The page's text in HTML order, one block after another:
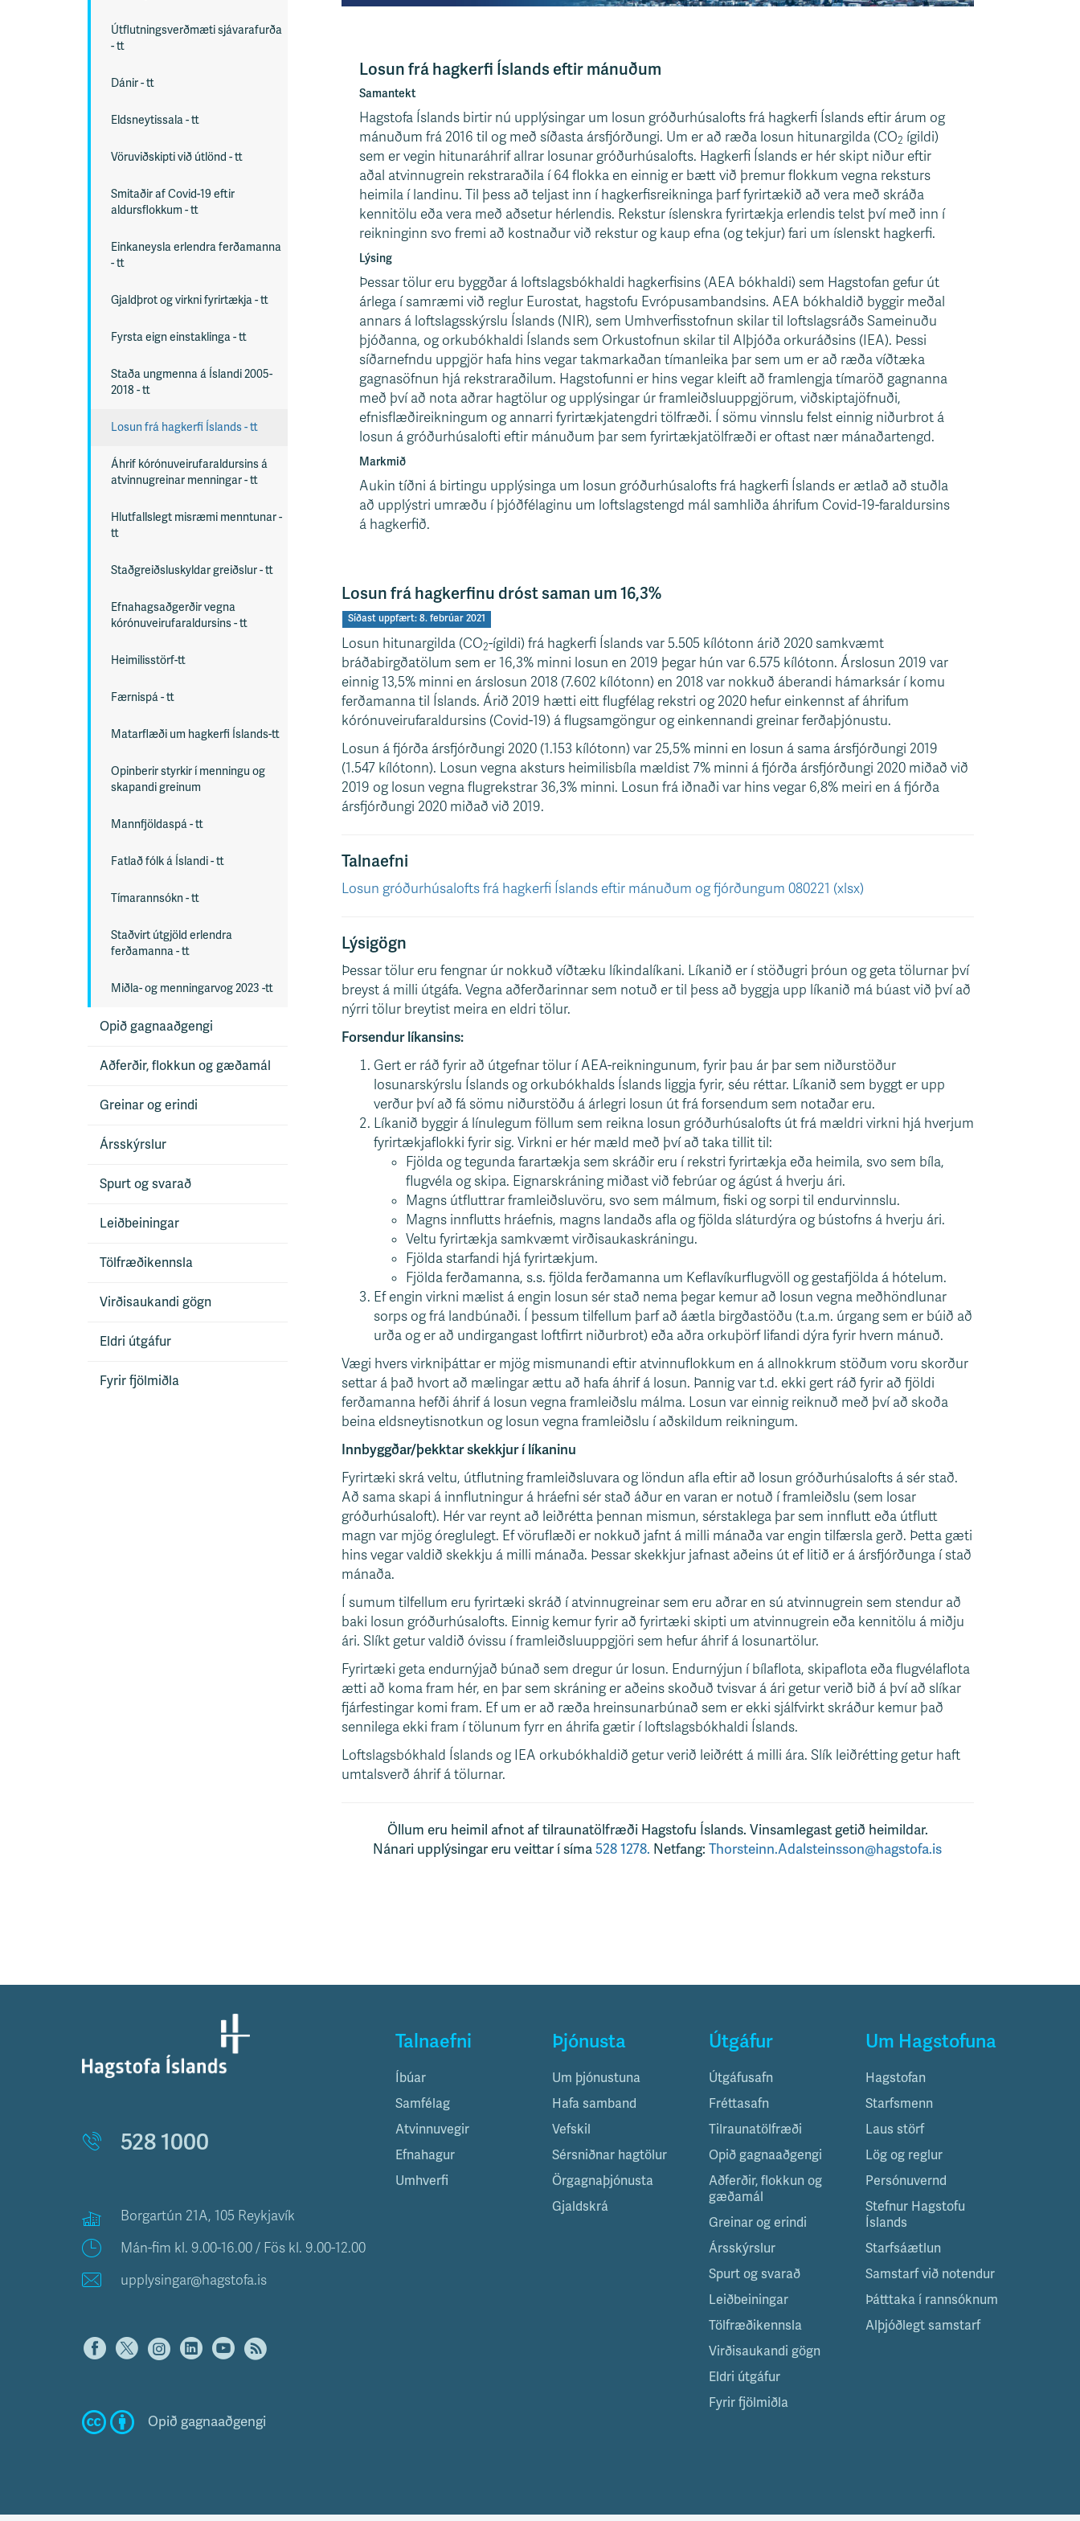
Útflutningsverðmæti sjávarafurða
- tt
Dánir - tt
Eldsneytissala - tt
Vöruviðskipti við útlönd - tt
Smitaðir af Covid-19 eftir
aldursflokkum - tt
Einkaneysla erlendra ferðamanna
- tt
Gjaldþrot og virkni fyrirtækja - tt
Fyrsta eign einstaklinga - tt
Staða ungmenna á Íslandi 2005-
2018 - tt
Losun frá hagkerfi Íslands - tt
Áhrif kórónuveirufaraldursins á
atvinnugreinar menningar - tt
Hlutfallslegt misræmi menntunar -
tt
Staðgreiðsluskyldar greiðslur - tt
Efnahagsaðgerðir vegna
kórónuveirufaraldursins - tt
Heimilisstörf-tt
Færnispá - tt
Matarflæði um hagkerfi Íslands-tt
Opinberir styrkir í menningu og
skapandi greinum
Mannfjöldaspá - tt
Fatlað fólk á Íslandi - tt
Tímarannsókn - tt
Staðvirt útgjöld erlendra
ferðamanna - tt
Miðla- og menningarvog 2023 -tt
Opið gagnaaðgengi
Aðferðir, flokkun og gæðamál
Greinar og erindi
Ársskýrslur
Spurt og svarað
Leiðbeiningar
Tölfræðikennsla
Virðisaukandi gögn
Eldri útgáfur
Fyrir fjölmiðla
Losun frá hagkerfi Íslands eftir mánuðum
Samantekt
Hagstofa Íslands birtir nú upplýsingar um losun gróðurhúsalofts frá hagkerfi Íslands eftir árum og
mánuðum frá 2016 til og með síðasta ársfjórðungi. Um er að ræða losun hitunargilda (CO2 ígildi)
sem er vegin hitunaráhrif allrar losunar gróðurhúsalofts. Hagkerfi Íslands er hér skipt niður eftir
aðal atvinnugrein rekstraraðila í 64 flokka en einnig er bætt við þremur flokkum vegna reksturs
heimila í landinu. Til þess að teljast inn í hagkerfisreikninga þarf fyrirtækið að vera með skráða
kennitölu eða vera með aðsetur hérlendis. Rekstur íslenskra fyrirtækja erlendis telst því með inn í
reikninginn svo fremi að kostnaður við rekstur og kaup efna (og tekjur) fari um íslenskt hagkerfi.
Lýsing
Þessar tölur eru byggðar á loftslagsbókhaldi hagkerfisins (AEA bókhaldi) sem Hagstofan gefur út
árlega í samræmi við reglur Eurostat, hagstofu Evrópusambandsins. AEA bókhaldið byggir meðal
annars á loftslagsskýrslu Íslands (NIR), sem Umhverfisstofnun skilar til loftslagsráðs Sameinuðu
þjóðanna, og orkubókhaldi Íslands sem Orkustofnun skilar til Alþjóða orkuráðsins (IEA). Þessi
síðarnefndu uppgjör hafa hins vegar takmarkaðan tímanleika þar sem um er að ræða víðtæka
gagnasöfnun hjá rekstraraðilum. Hagstofunni er hins vegar kleift að framlengja tímaröð gagnanna
með því að nota aðrar hagtölur og upplýsingar úr framleiðsluuppgjörum, viðskiptajöfnuði,
efnisflæðireikningum og annarri fyrirtækjatengdri tölfræði. Í sömu vinnslu felst einnig niðurbrot á
losun á gróðurhúsalofti eftir mánuðum þar sem fyrirtækjatölfræði er oftast nær mánaðartengd.
Markmið
Aukin tíðni á birtingu upplýsinga um losun gróðurhúsalofts frá hagkerfi Íslands er ætlað að stuðla
að upplýstri umræðu í þjóðfélaginu um loftslagstengd mál samhliða áhrifum Covid-19-faraldursins
á hagkerfið.
Losun frá hagkerfinu dróst saman um 16,3%
Síðast uppfært: 8. febrúar 2021
Losun hitunargilda (CO2-ígildi) frá hagkerfi Íslands var 5.505 kílótonn árið 2020 samkvæmt
bráðabirgðatölum sem er 16,3% minni losun en 2019 þegar hún var 6.575 kílótonn. Árslosun 2019 var
einnig 13,5% minni en árslosun 2018 (7.602 kílótonn) en 2018 var nokkuð áberandi hámarksár í komu
ferðamanna til Íslands. Árið 2019 hætti eitt flugfélag rekstri og 2020 hefur einkennst af áhrifum
kórónuveirufaraldursins (Covid-19) á flugsamgöngur og einkennandi greinar ferðaþjónustu.
Losun á fjórða ársfjórðungi 2020 (1.153 kílótonn) var 25,5% minni en losun á sama ársfjórðungi 2019
(1.547 kílótonn). Losun vegna aksturs heimilisbíla mældist 7% minni á fjórða ársfjórðungi 2020 miðað við
2019 og losun vegna flugrekstrar 36,3% minni. Losun frá iðnaði var hins vegar 6,8% meiri en á fjórða
ársfjórðungi 2020 miðað við 2019.
Talnaefni
Losun gróðurhúsalofts frá hagkerfi Íslands eftir mánuðum og fjórðungum 080221 (xlsx)
Lýsigögn
Þessar tölur eru fengnar úr nokkuð víðtæku líkindalíkani. Líkanið er í stöðugri þróun og geta tölurnar því
breyst á milli útgáfa. Vegna aðferðarinnar sem notuð er til þess að byggja upp líkanið má búast við því að
nýrri tölur breytist meira en eldri tölur.
Forsendur líkansins:
Gert er ráð fyrir að útgefnar tölur í AEA-reikningunum, fyrir þau ár þar sem niðurstöður
losunarskýrslu Íslands og orkubókhalds Íslands liggja fyrir, séu réttar. Líkanið sem byggt er upp
verður því að fá sömu niðurstöðu á árlegri losun út frá forsendum sem notaðar eru.
Líkanið byggir á línulegum föllum sem reikna losun gróðurhúsalofts út frá mældri virkni hjá hverjum
fyrirtækjaflokki fyrir sig. Virkni er hér mæld með því að taka tillit til:
Fjölda og tegunda farartækja sem skráðir eru í rekstri fyrirtækja eða heimila, svo sem bíla,
flugvéla og skipa. Eignarskráning miðast við febrúar og ágúst á hverju ári.
Magns útfluttrar framleiðsluvöru, svo sem málmum, fiski og sorpi til endurvinnslu.
Magns innflutts hráefnis, magns landaðs afla og fjölda sláturdýra og bústofns á hverju ári.
Veltu fyrirtækja samkvæmt virðisaukaskráningu.
Fjölda starfandi hjá fyrirtækjum.
Fjölda ferðamanna, s.s. fjölda ferðamanna um Keflavíkurflugvöll og gestafjölda á hótelum.
Ef engin virkni mælist á engin losun sér stað nema þegar kemur að losun vegna meðhöndlunar
sorps og frá landbúnaði. Í þessum tilfellum þarf að áætla birgðastöðu (t.a.m. úrgang sem er búið að
urða og er að undirgangast loftfirrt niðurbrot) eða aðra orkuþörf lifandi dýra fyrir hvern mánuð.
Vægi hvers virkniþáttar er mjög mismunandi eftir atvinnuflokkum en á allnokkrum stöðum voru skorður
settar á það hvort að mælingar ættu að hafa áhrif á losun. Þannig var t.d. ekki gert ráð fyrir að fjöldi
ferðamanna hefði áhrif á losun vegna framleiðslu málma. Losun var einnig reiknuð með því að skoða
beina eldsneytisnotkun og losun vegna framleiðslu í aðskildum reikningum.
Innbyggðar/þekktar skekkjur í líkaninu
Fyrirtæki skrá veltu, útflutning framleiðsluvara og löndun afla eftir að losun gróðurhúsalofts á sér stað.
Að sama skapi á innflutningur á hráefni sér stað áður en varan er notuð í framleiðslu (sem losar
gróðurhúsaloft). Hér var reynt að leiðrétta þennan mismun, sérstaklega þar sem innflutt eða útflutt
magn var mjög óreglulegt. Ef vöruflæði er nokkuð jafnt á milli mánaða var engin tilfærsla gerð. Þetta gæti
hins vegar valdið skekkju á milli mánaða. Þessar skekkjur jafnast aðeins út ef litið er á ársfjórðunga í stað
mánaða.
Í sumum tilfellum eru fyrirtæki skráð í atvinnugreinar sem eru aðrar en sú atvinnugrein sem stendur að
baki losun gróðurhúsalofts. Einnig kemur fyrir að fyrirtæki skipti um atvinnugrein eða kennitölu á miðju
ári. Slíkt getur valdið óvissu í framleiðsluuppgjöri sem hefur áhrif á losunartölur.
Fyrirtæki geta endurnýjað búnað sem dregur úr losun. Endurnýjun í bílaflota, skipaflota eða flugvélaflota
ætti að koma fram hér, en þar sem skráning er aðeins skoðuð tvisvar á ári getur verið bið á því að slíkar
fjárfestingar komi fram. Ef um er að ræða hreinsunarbúnað sem er ekki sjálfvirkt skráður kemur það
sennilega ekki fram í tölunum fyrr en áhrifa gætir í loftslagsbókhaldi Íslands.
Loftslagsbókhald Íslands og IEA orkubókhaldið getur verið leiðrétt á milli ára. Slík leiðrétting getur haft
umtalsverð áhrif á tölurnar.
Öllum eru heimil afnot af tilraunatölfræði Hagstofu Íslands. Vinsamlegast getið heimildar.
Nánari upplýsingar eru veittar í síma528 1278. Netfang:Thorsteinn.Adalsteinsson@hagstofa.is
528 1000
Borgartún 21A, 105 Reykjavík
Mán-fim kl. 9.00-16.00 / Fös kl. 9.00-12.00
upplysingar@hagstofa.is
Opið gagnaaðgengi
Talnaefni
Íbúar
Samfélag
Atvinnuvegir
Efnahagur
Umhverfi
Þjónusta
Um þjónustuna
Hafa samband
Vefskil
Sérsniðnar hagtölur
Örgagnaþjónusta
Gjaldskrá
Útgáfur
Útgáfusafn
Fréttasafn
Tilraunatölfræði
Opið gagnaaðgengi
Aðferðir, flokkun og
gæðamál
Greinar og erindi
Ársskýrslur
Spurt og svarað
Leiðbeiningar
Tölfræðikennsla
Virðisaukandi gögn
Eldri útgáfur
Fyrir fjölmiðla
Um Hagstofuna
Hagstofan
Starfsmenn
Laus störf
Lög og reglur
Persónuvernd
Stefnur Hagstofu
Íslands
Starfsáætlun
Samstarf við notendur
Þátttaka í rannsóknum
Alþjóðlegt samstarf